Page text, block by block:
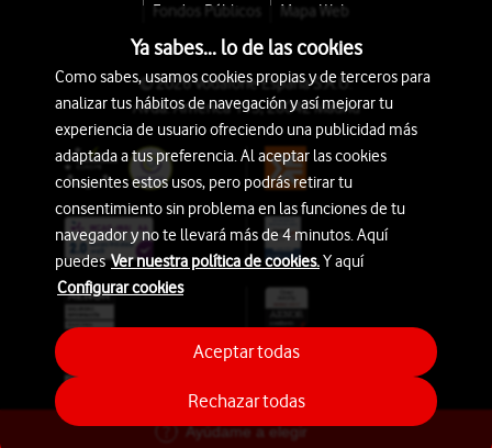
Ayúdame a elegir
Fondos Públicos
Mapa Web
© 2026 Vodafone España S.A.U.
Avda. América 115, 28042 Madrid
Ya sabes... lo de las cookies
Como sabes, usamos cookies propias y de terceros para
analizar tus hábitos de navegación y así mejorar tu
experiencia de usuario ofreciendo una publicidad más
adaptada a tus preferencia. Al aceptar las cookies
consientes estos usos, pero podrás retirar tu
consentimiento sin problema en las funciones de tu
navegador y no te llevará más de 4 minutos. Aquí
puedesVer nuestra política de cookies.Y aquí
Configurar cookies
Rechazar todas
Aceptar todas